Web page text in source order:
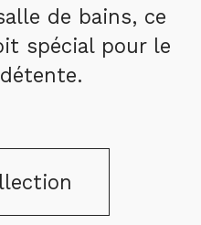
de bains, ce
spécial pour le